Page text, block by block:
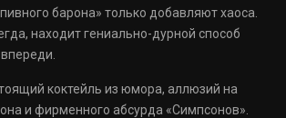
барона» только добавляют хаоса.
находит гениально-дурной способ
коктейль из юмора, аллюзий на
и фирменного абсурда «Симпсонов».